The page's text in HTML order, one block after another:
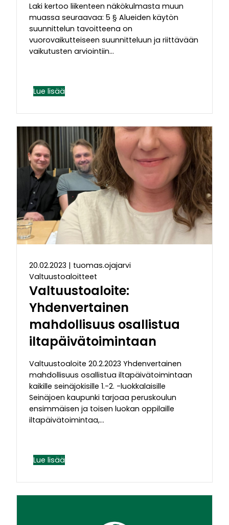
Laki kertoo liikenteen näkökulmasta muun
muassa seuraavaa: 5 § Alueiden käytön
suunnittelun tavoitteena on
vuorovaikutteiseen suunnitteluun ja riittävään
vaikutusten arviointiin…
Lue lisää
20.02.2023 | tuomas.ojajarvi
Valtuustoaloitteet
Valtuustoaloite:
Yhdenvertainen
mahdollisuus osallistua
iltapäivätoimintaan
Valtuustoaloite 20.2.2023 Yhdenvertainen
mahdollisuus osallistua iltapäivätoimintaan
kaikille seinäjokisille 1.-2. -luokkalaisille
Seinäjoen kaupunki tarjoaa peruskoulun
ensimmäisen ja toisen luokan oppilaille
iltapäivätoimintaa,…
Lue lisää